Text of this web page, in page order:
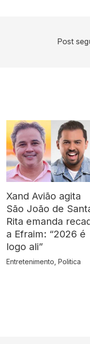
Post
Xand Avião agita
São João de
Rita emanda
a Efraim: “2026 é
logo ali”
Entretenimento ,Politica